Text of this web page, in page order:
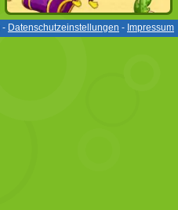
- Datenschutzeinstellungen - Impressum